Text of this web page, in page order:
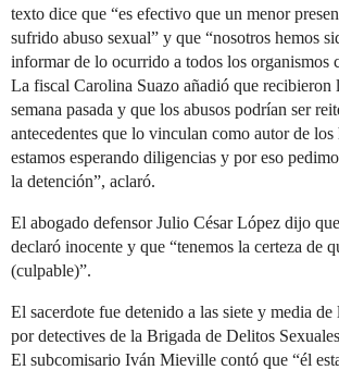
texto dice que “es efectivo que un menor
sufrido abuso sexual” y que “nosotros hemos
informar de lo ocurrido a todos los organismos
La fiscal Carolina Suazo añadió que recibieron
semana pasada y que los abusos podrían ser
antecedentes que lo vinculan como autor de los
estamos esperando diligencias y por eso
la detención”, aclaró.
El abogado defensor Julio César López dijo
declaró inocente y que “tenemos la certeza de
(culpable)”.
El sacerdote fue detenido a las siete y media de
por detectives de la Brigada de Delitos
El subcomisario Iván Mieville contó que “él